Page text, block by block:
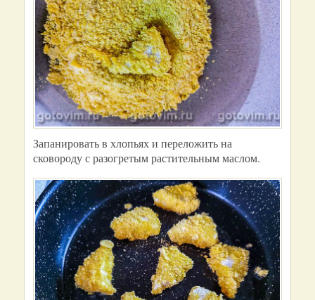
Запанировать в хлопьях и переложить на
сковороду с разогретым растительным маслом.